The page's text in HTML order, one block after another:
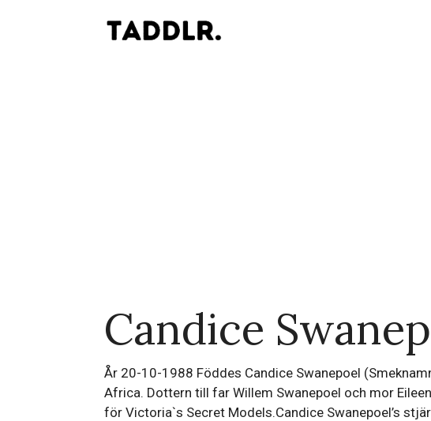
Candice
År 20-10-1988 Föddes Candice Swanepoel
Africa. Dottern till far Willem Swanepoel och mor
för Victoria`s Secret Models.Candice Swanepoel’s